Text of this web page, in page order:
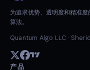
为追求优势、透明度和精准
算法。
Quantum Algo LLC ·
产品